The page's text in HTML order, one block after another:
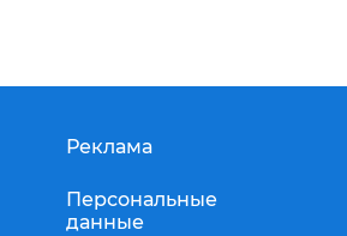
Реклама
Персональные
данные